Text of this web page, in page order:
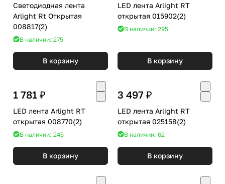
Светодиодная лента
Arlight Rt Открытая
008817(2)
В наличии: 275
В корзину
LED лента Arlight RT
открытая 015902(2)
В наличии: 295
В корзину
1 781 ₽
LED лента Arlight RT
открытая 008770(2)
В наличии: 245
В корзину
3 497 ₽
LED лента Arlight RT
открытая 025158(2)
В наличии: 62
В корзину